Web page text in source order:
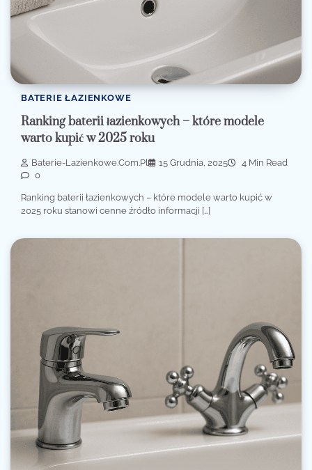
BATERIE ŁAZIENKOWE
Ranking baterii łazienkowych – które modele
warto kupić w 2025 roku
Baterie-Lazienkowe.com.pl 15 Grudnia, 2025
4 Min Read
0
Ranking baterii łazienkowych – które modele warto kupić w
2025 roku stanowi cenne źródło informacji […]